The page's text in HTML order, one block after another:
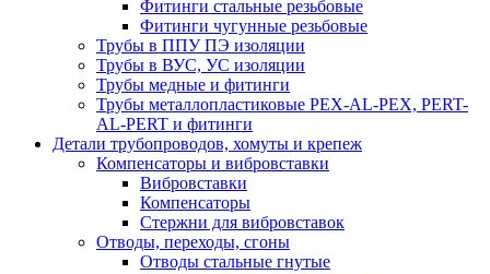
Фитинги стальные резьбовые
Фитинги чугунные резьбовые
Трубы в ППУ ПЭ изоляции
Трубы в ВУС, УС изоляции
Трубы медные и фитинги
Трубы металлопластиковые PEX-AL-PEX, PERT-
AL-PERT и фитинги
Детали трубопроводов, хомуты и крепеж
Компенсаторы и вибровставки
Вибровставки
Компенсаторы
Стержни для вибровставок
Отводы, переходы, сгоны
Отводы стальные гнутые